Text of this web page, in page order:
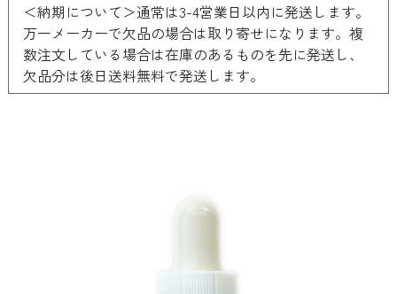
＜納期について＞通常は3-4営業日以内に発送します。
万一メーカーで欠品の場合は取り寄せになります。複
数注文している場合は在庫のあるものを先に発送し、
欠品分は後日送料無料で発送します。